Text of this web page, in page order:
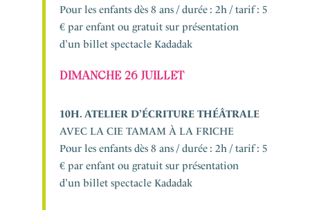
Pour les enfants dès 8 ans / durée : 2h / tarif : 5
€ par enfant ou gratuit sur présentation
d’un billet spectacle Kadadak
DIMANCHE 26 JUILLET
10H. ATELIER D’ÉCRITURE THÉÂTRALE
AVEC LA CIE TAMAM À LA FRICHE
Pour les enfants dès 8 ans / durée : 2h / tarif : 5
€ par enfant ou gratuit sur présentation
d’un billet spectacle Kadadak